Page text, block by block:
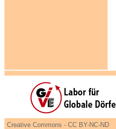
Creative Commons - CC BY-NC-ND